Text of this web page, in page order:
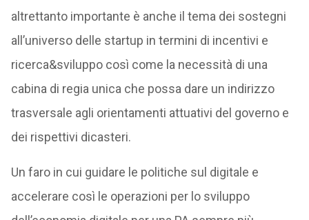
altrettanto importante è anche il tema dei sostegni
all’universo delle startup in termini di incentivi e
ricerca&sviluppo così come la necessità di una
cabina di regia unica che possa dare un indirizzo
trasversale agli orientamenti attuativi del governo e
dei rispettivi dicasteri.
Un faro in cui guidare le politiche sul digitale e
accelerare così le operazioni per lo sviluppo